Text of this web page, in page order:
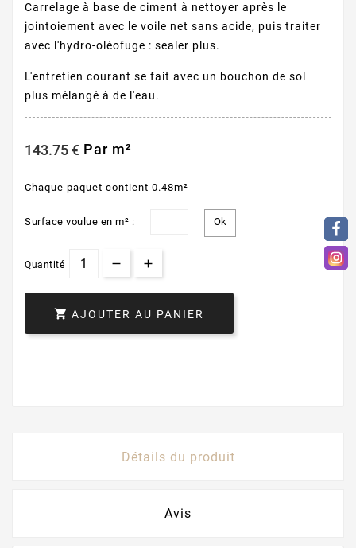
Carrelage à base de ciment à nettoyer après le
jointoiement avec le voile net sans acide, puis traiter
avec l'hydro-oléofuge : sealer plus.
L'entretien courant se fait avec un bouchon de sol
plus mélangé à de l'eau.
143.75 € Par m²
Chaque paquet contient 0.48m²
Surface voulue en m² :
Quantité
 AJOUTER AU PANIER
Détails du produit
Avis